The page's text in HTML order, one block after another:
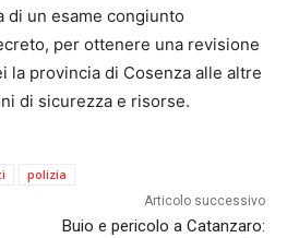
di un esame congiunto
per ottenere una revisione
la provincia di Cosenza alle altre
di sicurezza e risorse.
polizia
Articolo successivo
Buio e pericolo a Catanzaro: